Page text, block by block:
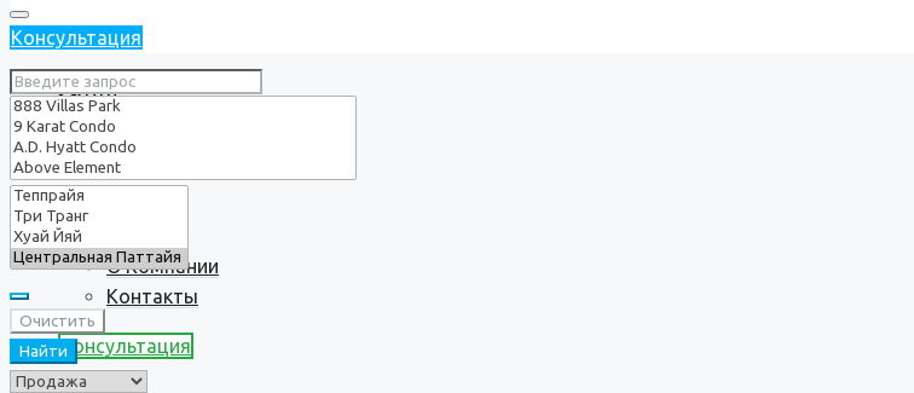
Услуги
О нас
О Компании
Контакты
Консультация
Консультация
Очистить
Найти